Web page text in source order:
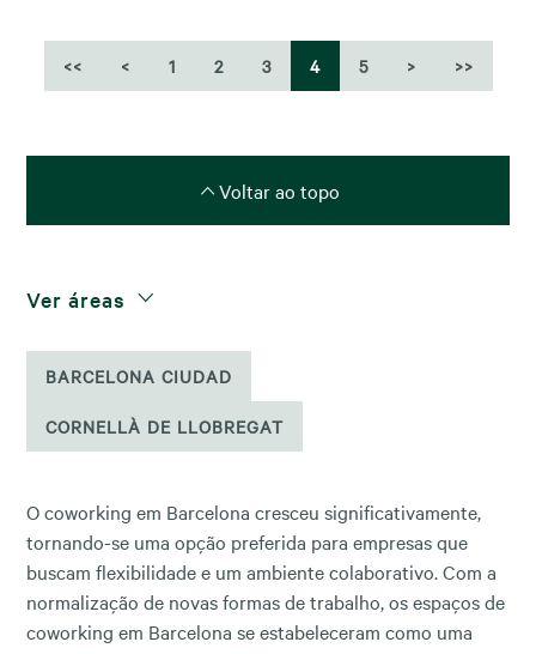
<< < 1 2 3 4 5 > >>
Voltar ao topo
Ver áreas
BARCELONA CIUDAD
CORNELLÀ DE LLOBREGAT
O coworking em Barcelona cresceu significativamente,
tornando-se uma opção preferida para empresas que
buscam flexibilidade e um ambiente colaborativo. Com a
normalização de novas formas de trabalho, os espaços de
coworking em Barcelona se estabeleceram como uma